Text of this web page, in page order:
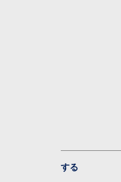
する